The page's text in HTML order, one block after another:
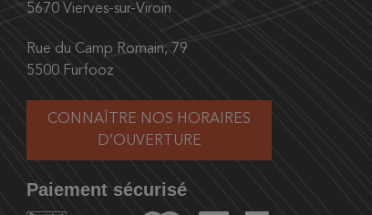
5670 Vierves-sur-Viroin
Rue du Camp Romain, 79
5500 Furfooz
CONNAÎTRE NOS HORAIRES
D’OUVERTURE
Paiement sécurisé